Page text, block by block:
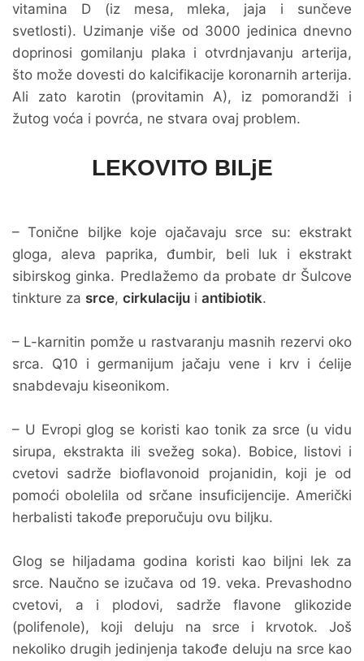
vitamina D (iz mesa, mleka, jaja i sunčeve
svetlosti). Uzimanje više od 3000 jedinica dnevno
doprinosi gomilanju plaka i otvrdnjavanju arterija,
što može dovesti do kalcifikacije koronarnih arterija.
Ali zato karotin (provitamin A), iz pomorandži i
žutog voća i povrća, ne stvara ovaj problem.
LEKOVITO BILjE
– Tonične biljke koje ojačavaju srce su: ekstrakt
gloga, aleva paprika, đumbir, beli luk i ekstrakt
sibirskog ginka. Predlažemo da probate dr Šulcove
tinkture za srce, cirkulaciju i antibiotik.
– L-karnitin pomže u rastvaranju masnih rezervi oko
srca. Q10 i germanijum jačaju vene i krv i ćelije
snabdevaju kiseonikom.
– U Evropi glog se koristi kao tonik za srce (u vidu
sirupa, ekstrakta ili svežeg soka). Bobice, listovi i
cvetovi sadrže bioflavonoid projanidin, koji je od
pomoći obolelila od srčane insuficijencije. Američki
herbalisti takođe preporučuju ovu biljku.
Glog se hiljadama godina koristi kao biljni lek za
srce. Naučno se izučava od 19. veka. Prevashodno
cvetovi, a i plodovi, sadrže flavone glikozide
(polifenole), koji deluju na srce i krvotok. Još
nekoliko drugih jedinjenja takođe deluju na srce kao